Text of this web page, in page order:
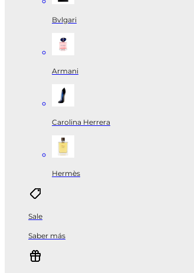
Bvlgari
Armani
Carolina Herrera
Hermès
Sale
Saber más